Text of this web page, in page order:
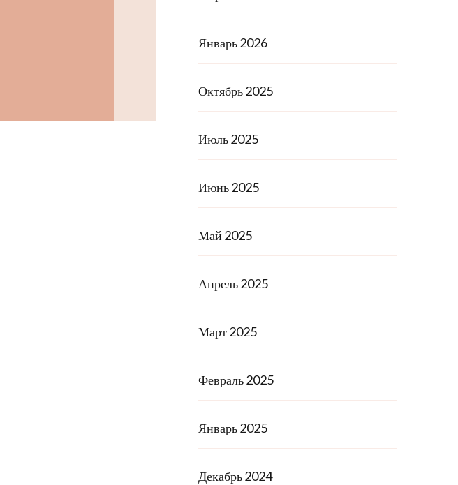
Январь 2026
Октябрь 2025
Июль 2025
Июнь 2025
Май 2025
Апрель 2025
Март 2025
Февраль 2025
Январь 2025
Декабрь 2024